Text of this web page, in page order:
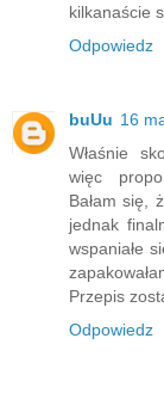
kilkanaście
Odpowiedz
buUu 16
Właśnie
więc
Bałam się,
jednak
wspaniałe
Przepis
Odpowiedz